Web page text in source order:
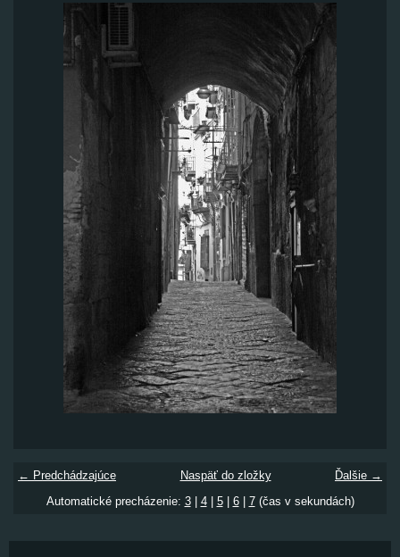
← Predchádzajúce Ďalšie →
Naspäť do zložky
Automatické precházenie: 3| 4| 5| 6| 7(čas v sekundách)